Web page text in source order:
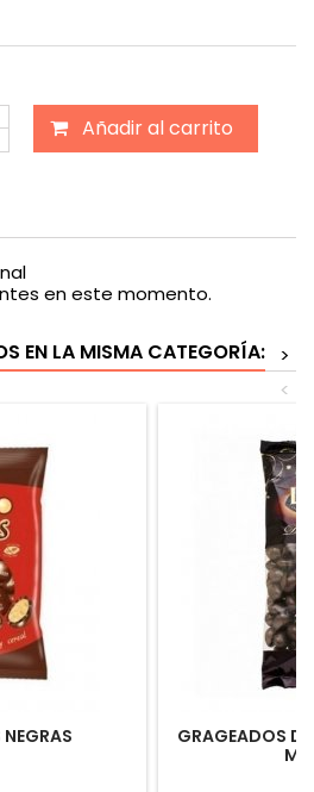
Añadir al carrito
en este momento.
EN LA MISMA CATEGORÍA: >
<
GRAGEADOS